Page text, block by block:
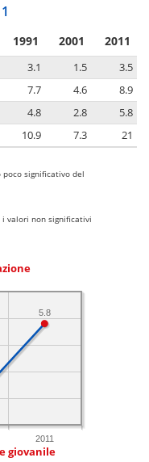
1991 2001 2011
3.1 1.5
3.5
7.7 4.6
8.9
4.8 2.8
5.8
10.9 7.3 21
significativo del
i valori non significativi
2011
5.8
giovanile